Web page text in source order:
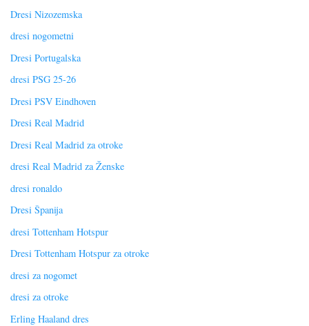
Dresi Nizozemska
dresi nogometni
Dresi Portugalska
dresi PSG 25-26
Dresi PSV Eindhoven
Dresi Real Madrid
Dresi Real Madrid za otroke
dresi Real Madrid za Ženske
dresi ronaldo
Dresi Španija
dresi Tottenham Hotspur
Dresi Tottenham Hotspur za otroke
dresi za nogomet
dresi za otroke
Erling Haaland dres